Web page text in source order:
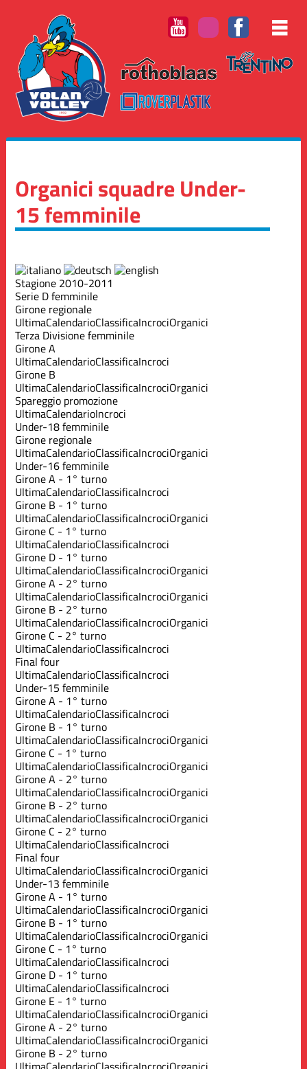
Organici squadre Under-
15 femminile
Stagione 2010-2011
Serie D femminile
Girone regionale
UltimaCalendarioClassificaIncrociOrganici
Terza Divisione femminile
Girone A
UltimaCalendarioClassificaIncroci
Girone B
UltimaCalendarioClassificaIncrociOrganici
Spareggio promozione
UltimaCalendarioIncroci
Under-18 femminile
Girone regionale
UltimaCalendarioClassificaIncrociOrganici
Under-16 femminile
Girone A - 1° turno
UltimaCalendarioClassificaIncroci
Girone B - 1° turno
UltimaCalendarioClassificaIncrociOrganici
Girone C - 1° turno
UltimaCalendarioClassificaIncroci
Girone D - 1° turno
UltimaCalendarioClassificaIncrociOrganici
Girone A - 2° turno
UltimaCalendarioClassificaIncrociOrganici
Girone B - 2° turno
UltimaCalendarioClassificaIncrociOrganici
Girone C - 2° turno
UltimaCalendarioClassificaIncroci
Final four
UltimaCalendarioClassificaIncroci
Under-15 femminile
Girone A - 1° turno
UltimaCalendarioClassificaIncroci
Girone B - 1° turno
UltimaCalendarioClassificaIncrociOrganici
Girone C - 1° turno
UltimaCalendarioClassificaIncrociOrganici
Girone A - 2° turno
UltimaCalendarioClassificaIncrociOrganici
Girone B - 2° turno
UltimaCalendarioClassificaIncrociOrganici
Girone C - 2° turno
UltimaCalendarioClassificaIncroci
Final four
UltimaCalendarioClassificaIncrociOrganici
Under-13 femminile
Girone A - 1° turno
UltimaCalendarioClassificaIncrociOrganici
Girone B - 1° turno
UltimaCalendarioClassificaIncrociOrganici
Girone C - 1° turno
UltimaCalendarioClassificaIncroci
Girone D - 1° turno
UltimaCalendarioClassificaIncroci
Girone E - 1° turno
UltimaCalendarioClassificaIncrociOrganici
Girone A - 2° turno
UltimaCalendarioClassificaIncrociOrganici
Girone B - 2° turno